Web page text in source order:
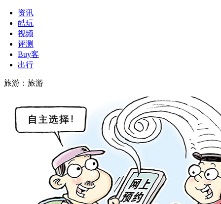
资讯
酷玩
视频
评测
Buy客
出行
旅游 ： 旅游